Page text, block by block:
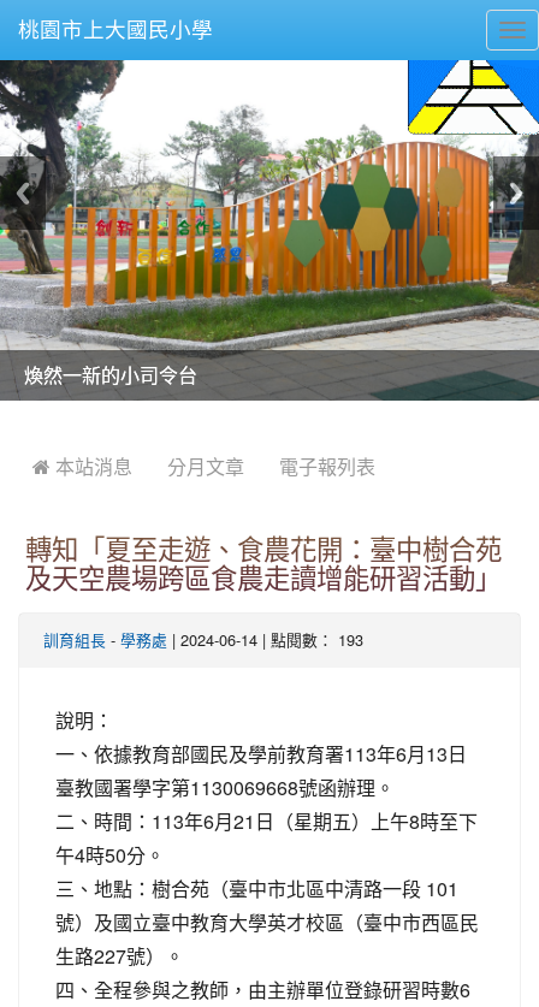
桃園市上大國民小學
美麗的操場是我們活力的來源
美麗的操場是我們活力的來源
煥然一新的小司令台
煥然一新的小司令台
富含桃園埤塘田園風光意象的中廊
富含桃園埤塘田園風光意象的中廊
嶄新的中庭廣場
嶄新的中庭廣場
水生池生生不息
水生池生生不息
 本站消息 分月文章 電子報列表
轉知「夏至走遊、食農花開：臺中樹合苑
及天空農場跨區食農走讀增能研習活動」
訓育組長 - 學務處 | 2024-06-14 | 點閱數： 193
說明：
一、依據教育部國民及學前教育署113年6月13日
臺教國署學字第1130069668號函辦理。
二、時間：113年6月21日（星期五）上午8時至下
午4時50分。
三、地點：樹合苑（臺中市北區中清路一段 101
號）及國立臺中教育大學英才校區（臺中市西區民
生路227號）。
四、全程參與之教師，由主辦單位登錄研習時數6